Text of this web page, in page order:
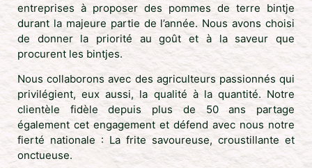
entreprises à proposer des pommes de terre bintje
durant la majeure partie de l’année. Nous avons choisi
de donner la priorité au goût et à la saveur que
procurent les bintjes.
Nous collaborons avec des agriculteurs passionnés qui
privilégient, eux aussi, la qualité à la quantité. Notre
clientèle fidèle depuis plus de 50 ans partage
également cet engagement et défend avec nous notre
fierté nationale : La frite savoureuse, croustillante et
onctueuse.